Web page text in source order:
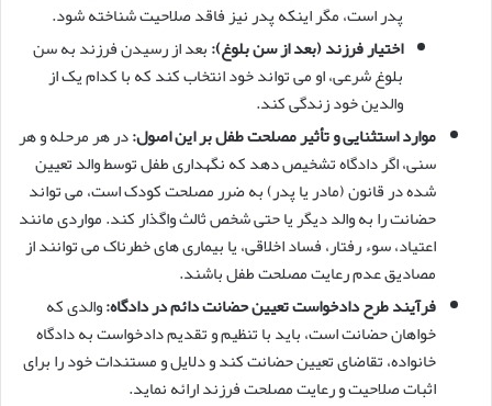
پدر است، مگر اینکه پدر نیز فاقد صلاحیت شناخته شود.
اختیار فرزند (بعد از سن بلوغ):بعد از رسیدن فرزند به سن
بلوغ شرعی، او می تواند خود انتخاب کند که با کدام یک از
والدین خود زندگی کند.
موارد استثنایی و تأثیر مصلحت طفل بر این اصول:در هر مرحله و هر
سنی، اگر دادگاه تشخیص دهد که نگهداری طفل توسط والد تعیین
شده در قانون (مادر یا پدر) به ضرر مصلحت کودک است، می تواند
حضانت را به والد دیگر یا حتی شخص ثالث واگذار کند. مواردی مانند
اعتیاد، سوء رفتار، فساد اخلاقی، یا بیماری های خطرناک می توانند از
مصادیق عدم رعایت مصلحت طفل باشند.
فرآیند طرح دادخواست تعیین حضانت دائم در دادگاه:والدی که
خواهان حضانت است، باید با تنظیم و تقدیم دادخواست به دادگاه
خانواده، تقاضای تعیین حضانت کند و دلایل و مستندات خود را برای
اثبات صلاحیت و رعایت مصلحت فرزند ارائه نماید.